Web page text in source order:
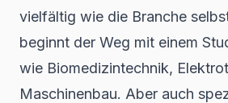
vielfältig wie die Branche
beginnt der Weg mit einem
wie Biomedizintechnik,
Maschinenbau. Aber auch